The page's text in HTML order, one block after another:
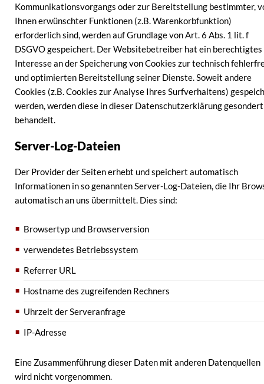
Kommunikationsvorgangs oder zur Bereitstellung bestimmter,
Ihnen erwünschter Funktionen (z.B. Warenkorbfunktion)
erforderlich sind, werden auf Grundlage von Art. 6 Abs. 1 lit. f
DSGVO gespeichert. Der Websitebetreiber hat ein berechtigtes
Interesse an der Speicherung von Cookies zur technisch
und optimierten Bereitstellung seiner Dienste. Soweit andere
Cookies (z.B. Cookies zur Analyse Ihres Surfverhaltens)
werden, werden diese in dieser Datenschutzerklärung gesondert
behandelt.
Server-Log-Dateien
Der Provider der Seiten erhebt und speichert automatisch
Informationen in so genannten Server-Log-Dateien, die Ihr
automatisch an uns übermittelt. Dies sind:
Browsertyp und Browserversion
verwendetes Betriebssystem
Referrer URL
Hostname des zugreifenden Rechners
Uhrzeit der Serveranfrage
IP-Adresse
Eine Zusammenführung dieser Daten mit anderen Datenquellen
wird nicht vorgenommen.